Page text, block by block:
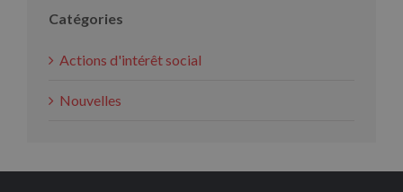
Catégories
Actions d'intérêt social
Nouvelles